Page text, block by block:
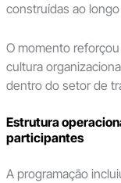
construídas ao
O momento
cultura
dentro do setor de
Estrutura
participantes
A programação